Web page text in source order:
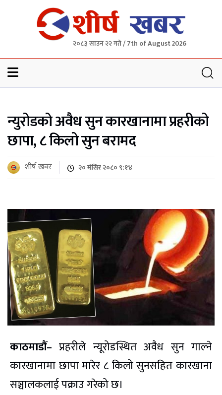
२०८३ साउन २२ गते / 7th of August 2026
न्युरोडको अवैध सुन कारखानामा प्रहरीको
छापा, ८ किलो सुन बरामद
शीर्ष खबर २० मंसिर २०८० ९:१४
काठमाडौं– प्रहरीले न्यूरोडस्थित अवैध सुन गाल्ने
कारखानामा छापा मारेर ८ किलो सुनसहित कारखाना
सञ्चालकलाई पक्राउ गरेको छ।